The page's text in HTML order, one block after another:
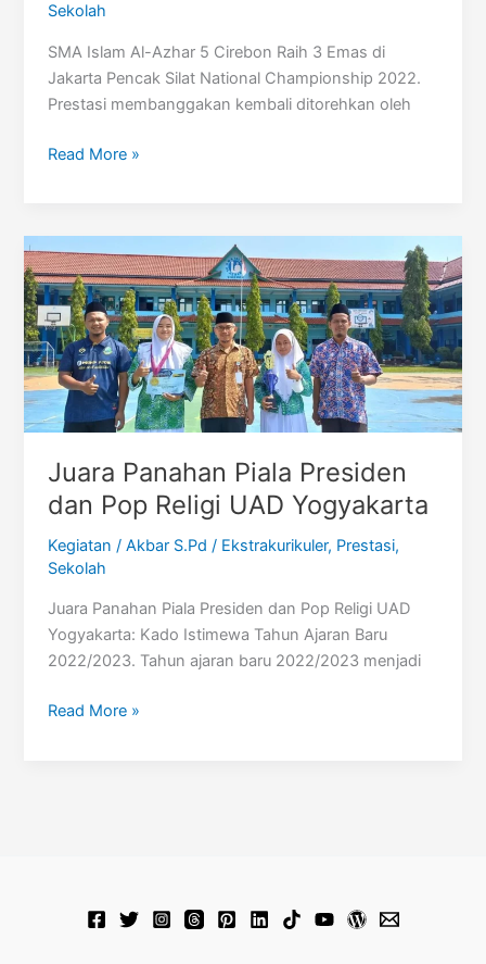
Sekolah
SMA Islam Al-Azhar 5 Cirebon Raih 3 Emas di
Jakarta Pencak Silat National Championship 2022.
Prestasi membanggakan kembali ditorehkan oleh
Jakarta
National
Championship
2022
Read More »
Juara Panahan Piala Presiden
dan Pop Religi UAD Yogyakarta
Kegiatan /Akbar S.Pd/ Ekstrakurikuler, Prestasi,
Sekolah
Juara Panahan Piala Presiden dan Pop Religi UAD
Yogyakarta: Kado Istimewa Tahun Ajaran Baru
2022/2023. Tahun ajaran baru 2022/2023 menjadi
Juara
Yogyakarta
Read More »